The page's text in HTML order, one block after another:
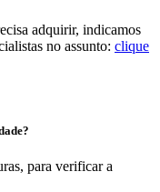
adquirir, indicamos
no assunto: clique
para verificar a